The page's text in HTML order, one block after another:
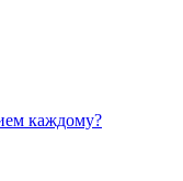
каждому?